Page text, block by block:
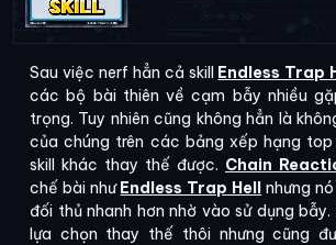
Sau việc nerf hẳn cả skill Endless Trap
các bộ bài thiên về cạm bẫy nhiều
trọng. Tuy nhiên cũng không hẳn là
của chúng trên các bảng xếp hạng
skill khác thay thế được. Chain
chế bài nhưEndless Trap Hell nhưng
đối thủ nhanh hơn nhờ vào sử dụng
lựa chọn thay thế thôi nhưng cũng